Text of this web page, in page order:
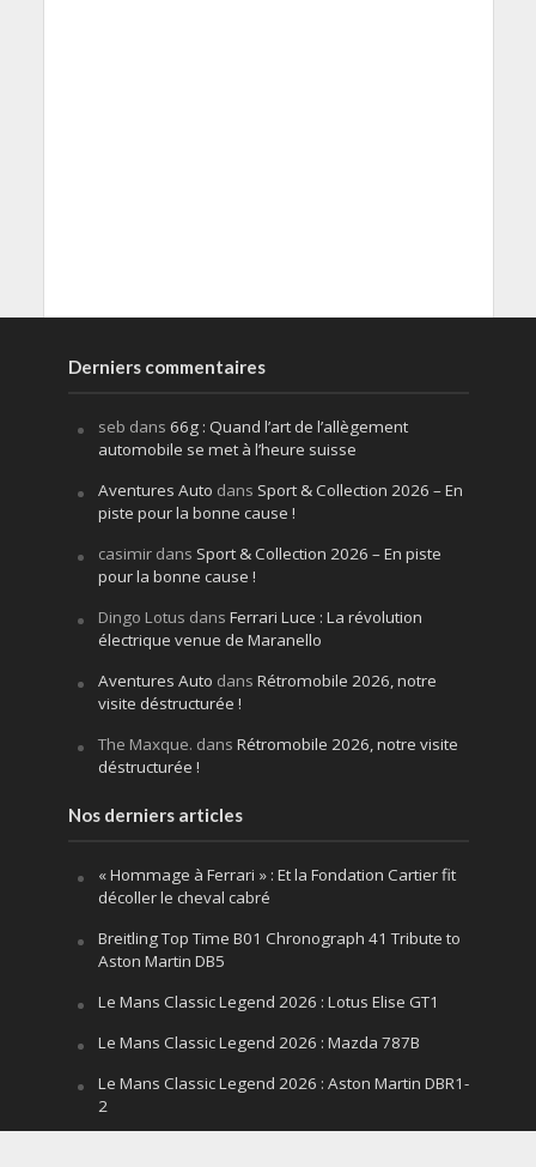
Derniers commentaires
seb dans 66g : Quand l’art de l’allègement
automobile se met à l’heure suisse
Aventures Auto dans Sport & Collection 2026 – En
piste pour la bonne cause !
casimirdans Sport & Collection 2026 – En piste
pour la bonne cause !
Dingo Lotus dans Ferrari Luce : La révolution
électrique venue de Maranello
Aventures Auto dans Rétromobile 2026, notre
visite déstructurée !
The Maxque. dans Rétromobile 2026, notre visite
déstructurée !
Nos derniers articles
« Hommage à Ferrari » : Et la Fondation Cartier fit
décoller le cheval cabré
Breitling Top Time B01 Chronograph 41 Tribute to
Aston Martin DB5
Le Mans Classic Legend 2026 : Lotus Elise GT1
Le Mans Classic Legend 2026 : Mazda 787B
Le Mans Classic Legend 2026 : Aston Martin DBR1-
2